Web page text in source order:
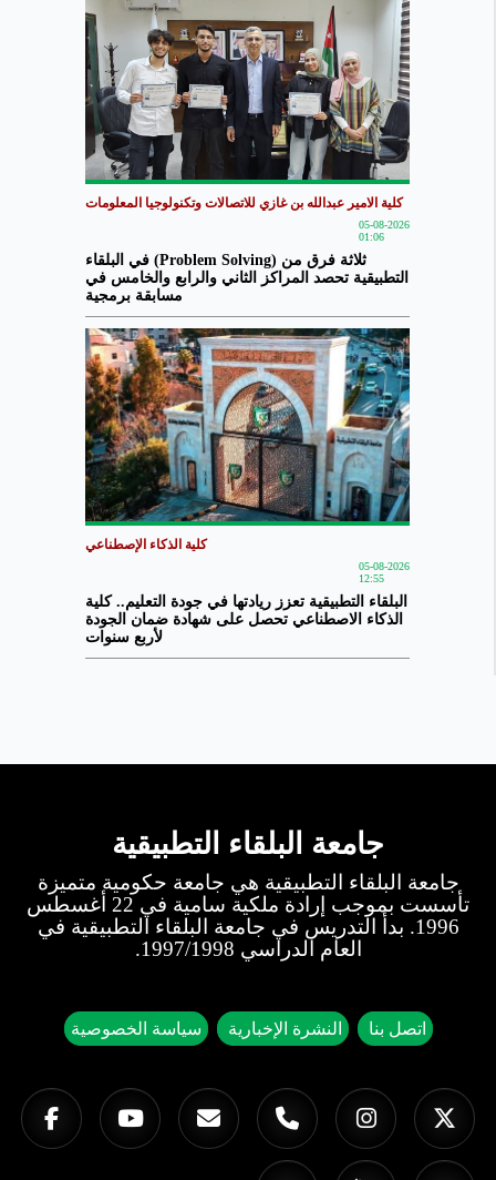
كلية الامير عبدالله بن غازي للاتصالات وتكنولوجيا المعلومات
05-08-2026
01:06
ثلاثة فرق من (Problem Solving) في البلقاء
التطبيقية تحصد المراكز الثاني والرابع والخامس في
مسابقة برمجية
كلية الذكاء الإصطناعي
05-08-2026
12:55
البلقاء التطبيقية تعزز ريادتها في جودة التعليم.. كلية
الذكاء الاصطناعي تحصل على شهادة ضمان الجودة
لأربع سنوات
جامعة البلقاء التطبيقية
جامعة البلقاء التطبيقية هي جامعة حكومية متميزة
تأسست بموجب إرادة ملكية سامية في 22 أغسطس
1996. بدأ التدريس في جامعة البلقاء التطبيقية في
العام الدراسي 1997/1998.
اتصل بنا النشرة الإخبارية سياسة الخصوصية